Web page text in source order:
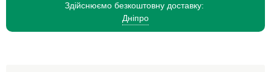
Здійснюємо безкоштовну доставку:
Дніпро